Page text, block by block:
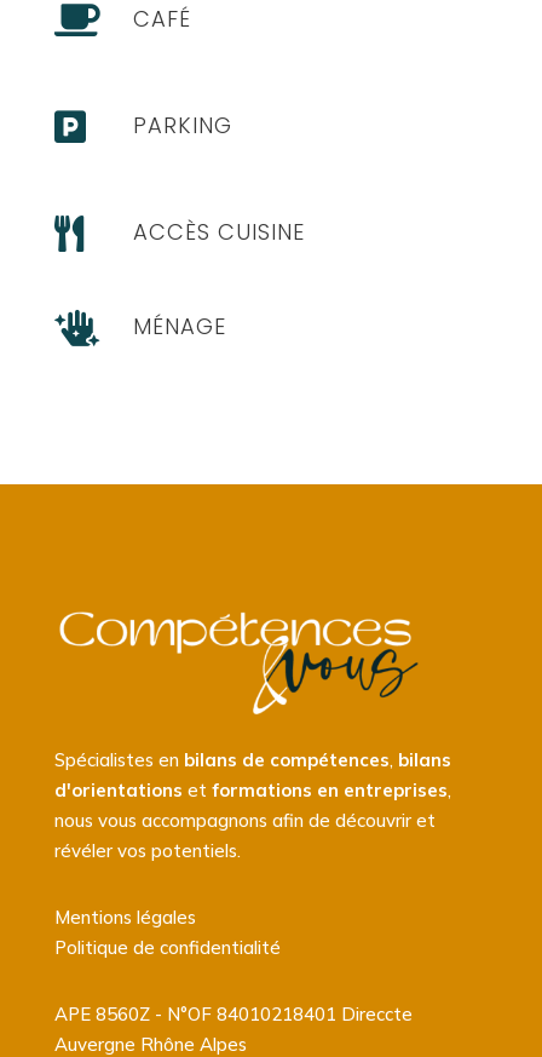
 CAFÉ
 PARKING
 ACCÈS CUISINE
 MÉNAGE
Spécialistes en bilans de compétences, bilans
d'orientations et formations en entreprises,
nous vous accompagnons afin de découvrir et
révéler vos potentiels.
Mentions légales
Politique de confidentialité
APE 8560Z - N°OF 84010218401 Direccte
Auvergne Rhône Alpes